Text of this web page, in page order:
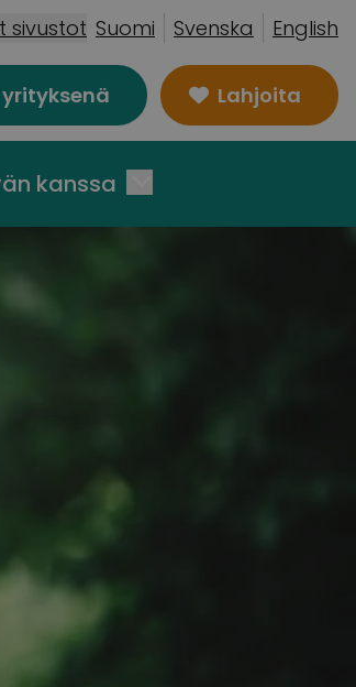
sivustot Suomi Svenska English
Lahjoita
kanssa